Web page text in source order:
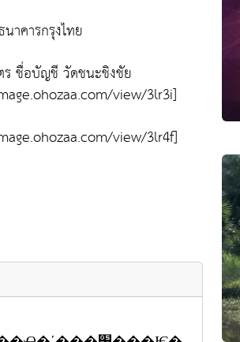
าคารกรุงไทย
ร ชื่อบัญชี วัดชนะชิงชัย
view/3lr3i]
view/3lr4f]